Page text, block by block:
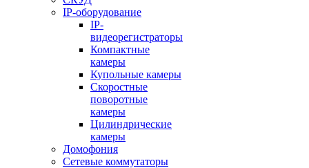
IP-оборудование
IP-
видеорегистраторы
Компактные
камеры
Купольные камеры
Скоростные
поворотные
камеры
Цилиндрические
камеры
Домофония
Сетевые коммутаторы